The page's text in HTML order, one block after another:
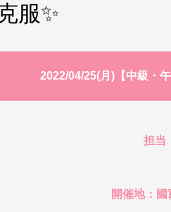
服✨
2022/04/25(月)【中級・
担当
開催地：